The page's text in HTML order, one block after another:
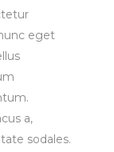
eget
a,
sodales.